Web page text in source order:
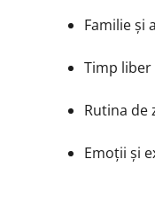
Familie și
Timp liber
Rutina de
Emoții și